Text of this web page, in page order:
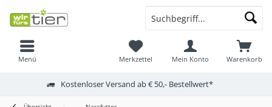
Menü Warenkorb
Merkzettel Mein Konto
Kostenloser Versand ab € 50,- Bestellwert*